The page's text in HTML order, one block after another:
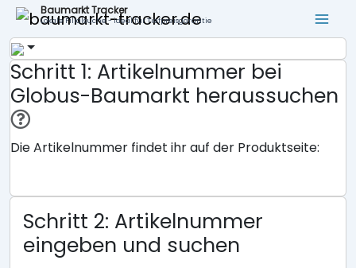
Baumarkt Tracker
Lokale Filialsuche - ideal für Tiefpreisgarantie
Schritt 1: Artikelnummer bei
Globus-Baumarkt heraussuchen
Die Artikelnummer findet ihr auf der Produktseite:
Schritt 2: Artikelnummer
eingeben und suchen